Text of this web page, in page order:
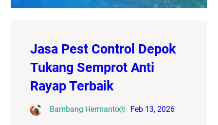
Jasa Pest Control Depok
Tukang Semprot Anti
Rayap Terbaik
Bambang Hermanto Feb 13, 2026